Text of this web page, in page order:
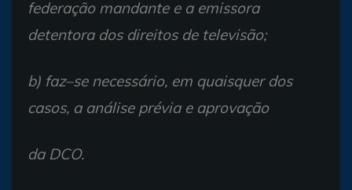
federação mandante e a emissora
detentora dos direitos de televisão;
b) faz–se necessário, em quaisquer dos
casos, a análise prévia e aprovação
da DCO.